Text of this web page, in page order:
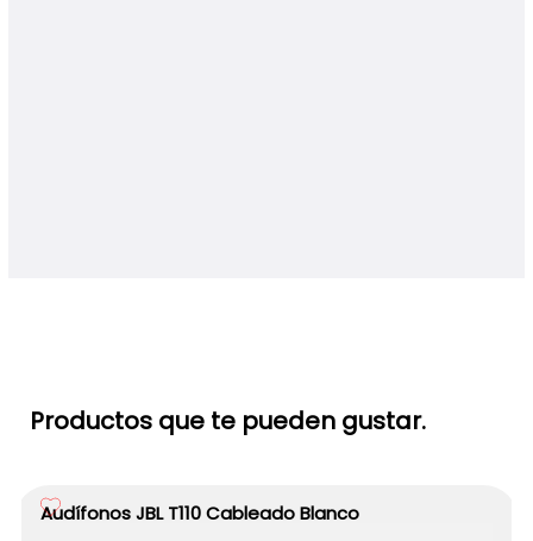
Productos que te pueden gustar.
Audífonos JBL T110 Cableado Blanco